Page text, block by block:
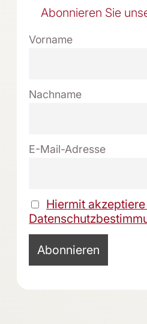
Abonnieren Sie
Vorname
Nachname
E-Mail-Adresse
Hiermit